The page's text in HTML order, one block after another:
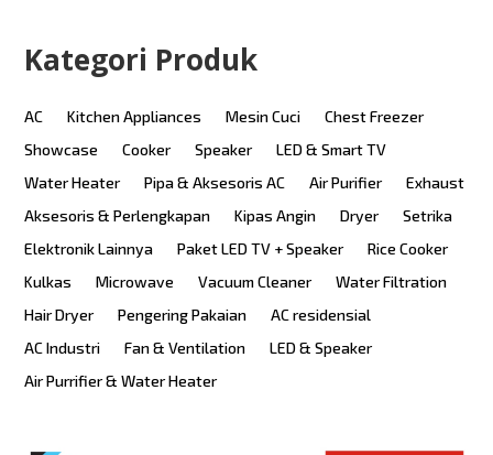
Kategori Produk
AC Kitchen Appliances Mesin Cuci
Chest Freezer
Showcase
Cooker Speaker
LED & Smart TV
Water Heater
Pipa & Aksesoris AC Air Purifier
Exhaust
Aksesoris & Perlengkapan
Kipas Angin Dryer
Setrika
Elektronik Lainnya
Paket LED TV + Speaker
Rice Cooker
Kulkas
Microwave Vacuum Cleaner
Water Filtration
Hair Dryer
Pengering Pakaian
AC residensial
AC Industri
Fan & Ventilation
LED & Speaker
Air Purrifier & Water Heater